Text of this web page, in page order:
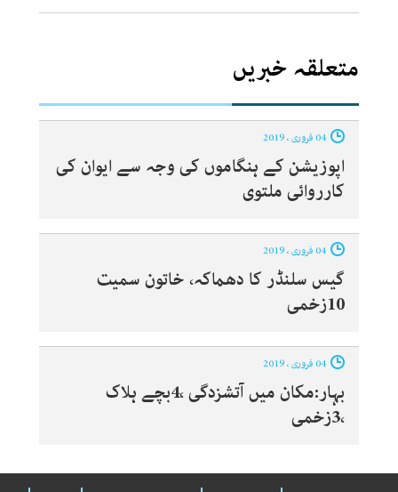
متعلقہ خبریں
اپوزیشن کے ہنگاموں کی وجہ سے ایوان کی
کارروائی ملتوی
گیس سلنڈر کا دھماکہ، خاتون سمیت
10زخمی
بہار:مکان میں آتشزدگی ،4بچے ہلاک
،3زخمی